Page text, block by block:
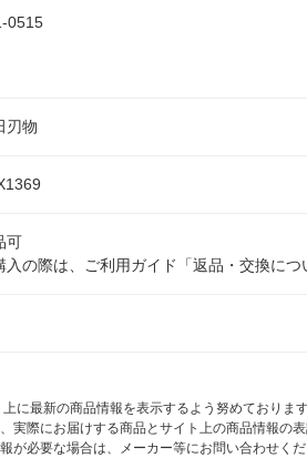
0515
刃物
可
入の際は、ご利用ガイド「返品・交換に
に最新の商品情報を表示するよう努めており
実際にお届けする商品とサイト上の商品情報
が必要な場合は、メーカー等にお問い合わせくだ